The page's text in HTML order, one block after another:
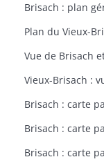
Brisach : plan
Plan du Vieux-